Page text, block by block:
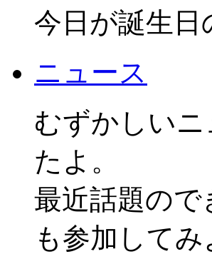
今日が誕生
ニュース
むずかしい
たよ。
最近話題の
も参加してみ